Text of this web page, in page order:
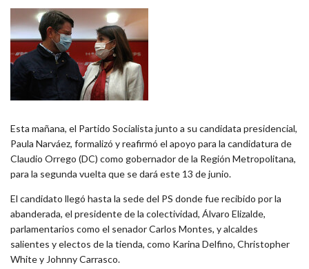
Esta mañana, el Partido Socialista junto a su candidata presidencial,
Paula Narváez, formalizó y reafirmó el apoyo para la candidatura de
Claudio Orrego (DC) como gobernador de la Región Metropolitana,
para la segunda vuelta que se dará este 13 de junio.
El candidato llegó hasta la sede del PS donde fue recibido por la
abanderada, el presidente de la colectividad, Álvaro Elizalde,
parlamentarios como el senador Carlos Montes, y alcaldes
salientes y electos de la tienda, como Karina Delfino, Christopher
White y Johnny Carrasco.